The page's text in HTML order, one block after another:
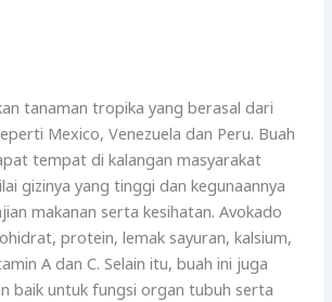
tanaman tropika yang berasal dari
Mexico, Venezuela dan Peru. Buah
tempat di kalangan masyarakat
gizinya yang tinggi dan kegunaannya
makanan serta kesihatan. Avokado
protein, lemak sayuran, kalsium,
A dan C. Selain itu, buah ini juga
baik untuk fungsi organ tubuh serta